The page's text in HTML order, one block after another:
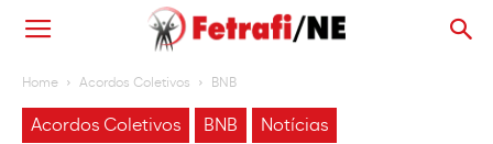
Home Acordos Coletivos BNB
Acordos Coletivos BNB Notícias